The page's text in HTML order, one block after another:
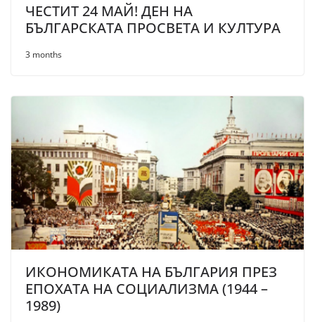
ЧЕСТИТ 24 МАЙ! ДЕН НА
БЪЛГАРСКАТА ПРОСВЕТА И КУЛТУРА
3 months
ИКОНОМИКАТА НА БЪЛГАРИЯ ПРЕЗ
ЕПОХАТА НА СОЦИАЛИЗМА (1944 –
1989)